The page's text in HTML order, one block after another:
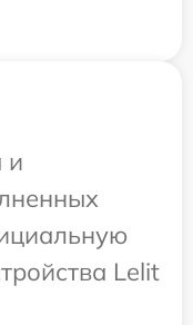
и
Lelit